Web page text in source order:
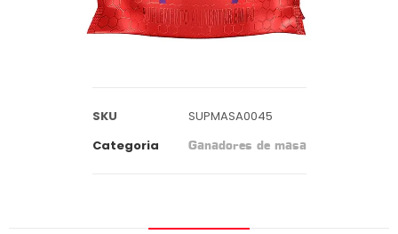
SKU
SUPMASA0045
Categoria
Ganadores de masa